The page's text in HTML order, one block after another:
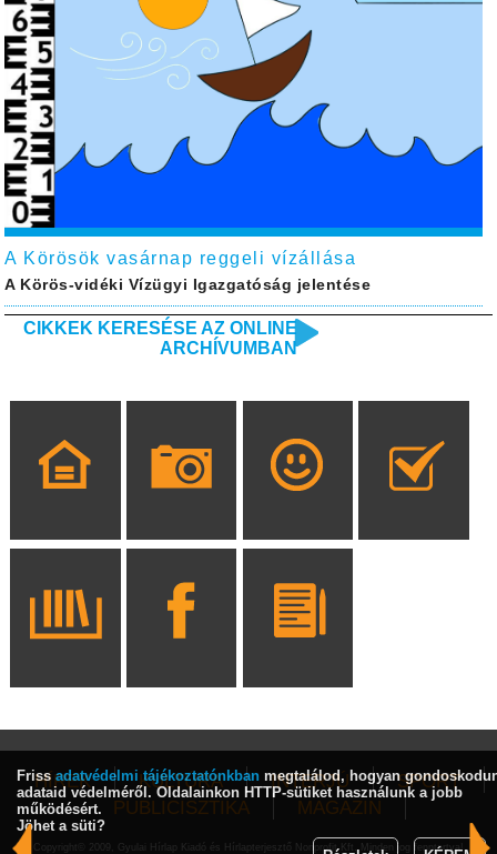
A Körösök vasárnap reggeli vízállása
A Körös-vidéki Vízügyi Igazgatóság jelentése
CIKKEK KERESÉSE AZ ONLINE
ARCHÍVUMBAN
HÍREK KULTÚRA INTERJÚ
SPORT
PUBLICISZTIKA
MAGAZIN
Copyright© 2009, Gyulai Hírlap Kiadó és Hírlapterjesztő Nonprofit Kft. Minden jog fenntartva!
Friss adatvédelmi tájékoztatónkban megtalálod, hogyan
adataid védelméről. Oldalainkon HTTP-sütiket használunk a jobb
működésért.
Jöhet a süti?